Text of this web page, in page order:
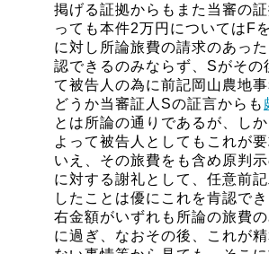
掲げる証拠からもまた当審の
っても本件2万円についてはF
に対し所論旅費の請求のあっ
認できるのみならず、Sがその
て被告人の為に前記岡山農地
どうか当審証人Sの証言からも
とは所論の通りであるが、し
よって被告人としてもこれが
いえ、その旅費をも含め原判
に対する謝礼として、任意前
したことは優にこれを肯認でき
右金額がいずれも所論の旅費
に過ぎ、なおその後、これが